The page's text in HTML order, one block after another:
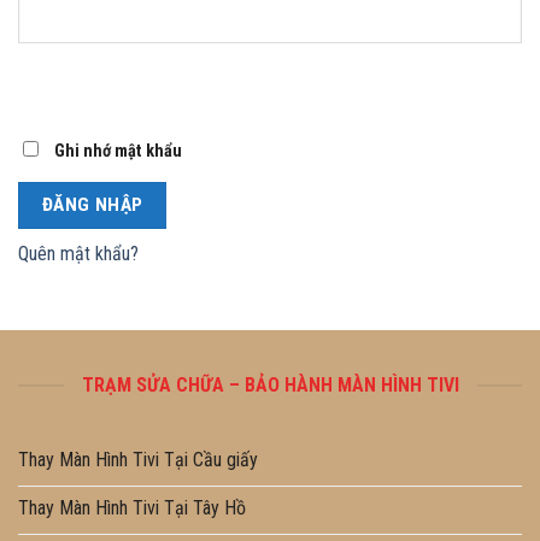
Ghi nhớ mật khẩu
ĐĂNG NHẬP
Quên mật khẩu?
TRẠM SỬA CHỮA – BẢO HÀNH MÀN HÌNH TIVI
Thay Màn Hình Tivi Tại Cầu giấy
Thay Màn Hình Tivi Tại Tây Hồ